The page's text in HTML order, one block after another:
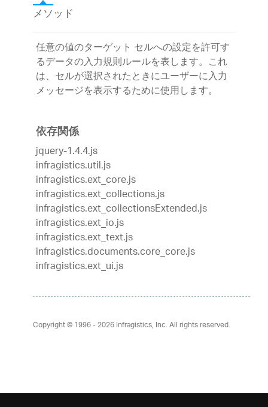
メソッド
任意の値のターゲット セルへの設定を許可す
るデータの入力規則ルールを表します。これ
は、セルが選択されたときにユーザーに入力
メッセージを表示するために使用します。
依存関係
jquery-1.4.4.js
infragistics.util.js
infragistics.ext_core.js
infragistics.ext_collections.js
infragistics.ext_collectionsExtended.js
infragistics.ext_io.js
infragistics.ext_text.js
infragistics.documents.core_core.js
infragistics.ext_ui.js
Copyright © 1996 - 2026Infragistics, Inc. All rights reserved.